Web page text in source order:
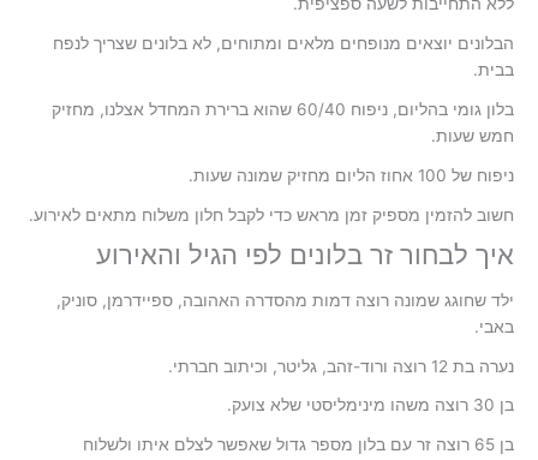
ללא התחייבות לשעה ספציפית.
הבלונים יוצאים מנופחים מלאים ומתוחים, לא בלונים שצריך לנפח
בבית.
בלון גומי בהליום, ניפוח 60/40 שהוא ברירת המחדל אצלנו, מחזיק
חמש שעות.
ניפוח של 100 אחוז הליום מחזיק שמונה שעות.
חשוב להזמין מספיק זמן מראש כדי לקבל חלון משלוח מתאים לאירוע.
איך לבחור זר בלונים לפי הגיל והאירוע
ילד שחוגג שמונה רוצה דמות מהסדרה האהובה, ספיידרמן, סוניק,
באבי.
נערה בת 12 רוצה ורוד-זהב, גליטר, וכיתוב חברתי.
בן 30 רוצה משהו מינימליסטי שלא צועק.
בן 65 רוצה זר עם בלון מספר גדול שאפשר לצלם איתו ולשלוח